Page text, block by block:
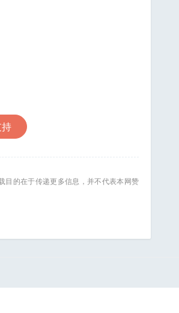
的在于传递更多信息，并不代表本网赞